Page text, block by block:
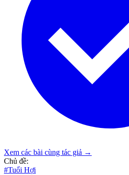
Xem các bài cùng tác giả →
Chủ đề:
#Tuổi Hợi